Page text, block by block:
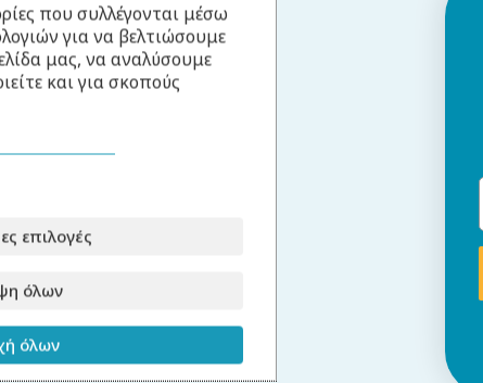
που συλλέγονται μέσω
για να βελτιώσουμε
μας, να αναλύσουμε
και για σκοπούς
επιλογές
όλων
όλων